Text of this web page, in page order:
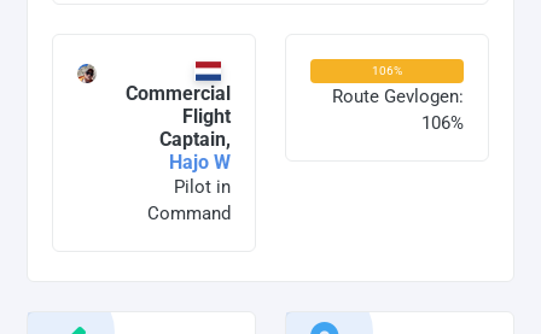
Commercial
Flight
Captain,
Hajo W
Pilot in
Command
106%
Route Gevlogen:
106%